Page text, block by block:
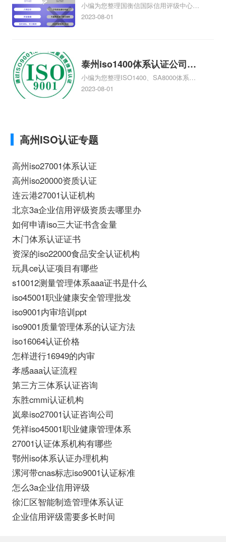
aaa信用评级
小编为您整理国衡信国际信用评级中心
AAA信用评级是什么，AAA信用评级专业
证知识，详情可查看下方正文！
2023-08-01
泰州iso1400体系认证公司，
泰州iso1400体系认证
小编为您整理ISO1400、SA8000体系认
证、ISO1400、SA8000是什么体系认
最好相关iso体系认证知识，详情可查看下
方正文！
2023-08-01
高州ISO认证专题
高州iso27001体系认证
高州iso20000资质认证
连云港27001认证机构
北京3a企业信用评级资质去哪里办
如何申请iso三大证书含金量
木门体系认证证书
资深的iso22000食品安全认证机构
玩具ce认证项目有哪些
s10012测量管理体系aaa证书是什么
iso45001职业健康安全管理批发
iso9001内审培训ppt
iso9001质量管理体系的认证方法
iso16064认证价格
怎样进行16949的内审
孝感aaa认证流程
第三方三体系认证咨询
东胜cmmi认证机构
岚皋iso27001认证咨询公司
凭祥iso45001职业健康管理体系
27001认证体系机构有哪些
鄂州iso体系认证办理机构
漯河带cnas标志iso9001认证标准
怎么3a企业信用评级
徐汇区智能制造管理体系认证
企业信用评级需要多长时间